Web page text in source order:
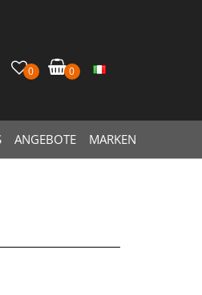
ANGEBOTE MARKEN
0 0